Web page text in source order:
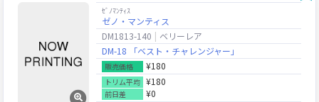
ｾﾞﾉﾏﾝﾃｨｽ
ゼノ・マンティス
DM1813-140
ベリーレア
DM-18 「ベスト・チャレンジャー」
販売価格 ¥180
トリム平均 ¥180
前日差 ¥0